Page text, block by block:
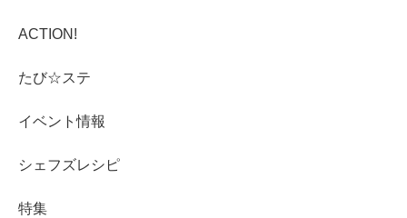
ACTION!
たび☆ステ
イベント情報
シェフズレシピ
特集